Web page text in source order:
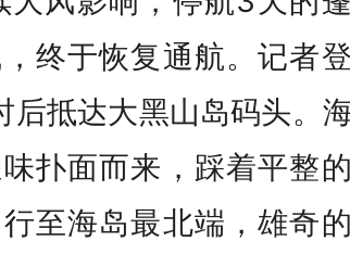
终于恢复通航。记者
后抵达大黑山岛码头。
扑面而来，踩着平整
至海岛最北端，雄奇